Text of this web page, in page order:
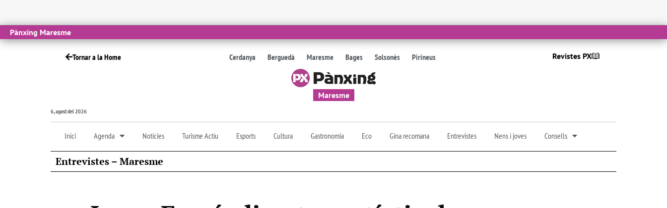
Pànxing Maresme
Tornar a la Home Cerdanya Berguedà Maresme Bages Solsonès Pirineus Revistes PX
Maresme
6, agost del 2026
Inici Agenda Notícies Turisme Actiu Esports Cultura Gastronomia Eco Gina recomana Entrevistes Nens i joves Consells
Entrevistes – Maresme